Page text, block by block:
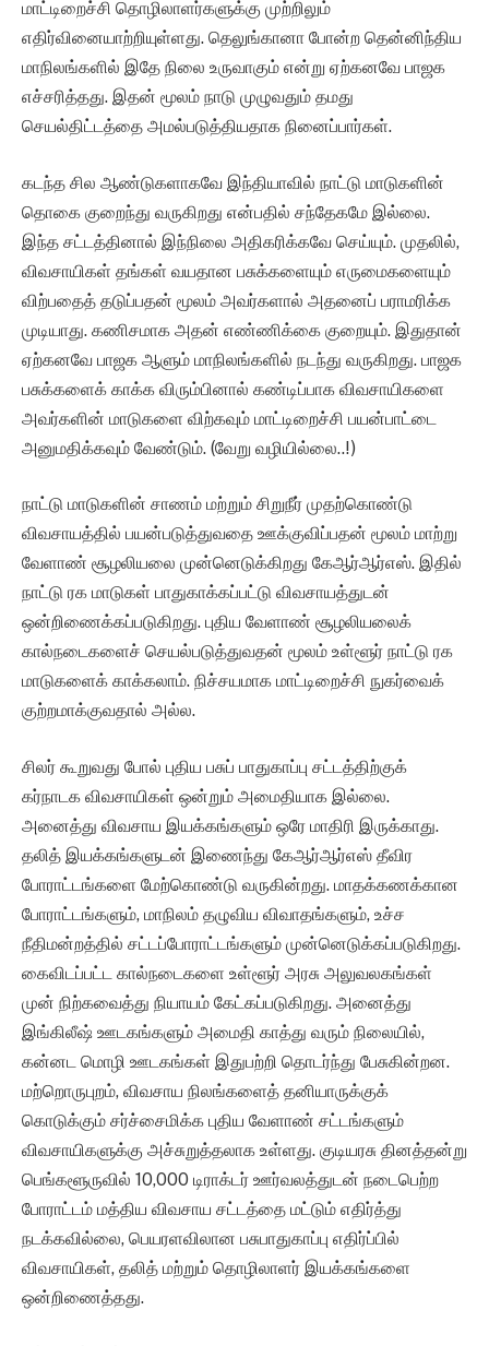
மாட்டிறைச்சி தொழிலாளர்களுக்கு முற்றிலும்
எதிர்வினையாற்றியுள்ளது. தெலுங்கானா போன்ற தென்னிந்திய
மாநிலங்களில் இதே நிலை உருவாகும் என்று ஏற்கனவே பாஜக
எச்சரித்தது. இதன் மூலம் நாடு முழுவதும் தமது
செயல்திட்டத்தை அமல்படுத்தியதாக நினைப்பார்கள்.
கடந்த சில ஆண்டுகளாகவே இந்தியாவில் நாட்டு மாடுகளின்
தொகை குறைந்து வருகிறது என்பதில் சந்தேகமே இல்லை.
இந்த சட்டத்தினால் இந்நிலை அதிகரிக்கவே செய்யும். முதலில்,
விவசாயிகள் தங்கள் வயதான பசுக்களையும் எருமைகளையும்
விற்பதைத் தடுப்பதன் மூலம் அவர்களால் அதனைப் பராமரிக்க
முடியாது. கணிசமாக அதன் எண்ணிக்கை குறையும். இதுதான்
ஏற்கனவே பாஜக ஆளும் மாநிலங்களில் நடந்து வருகிறது. பாஜக
பசுக்களைக் காக்க விரும்பினால் கண்டிப்பாக விவசாயிகளை
அவர்களின் மாடுகளை விற்கவும் மாட்டிறைச்சி பயன்பாட்டை
அனுமதிக்கவும் வேண்டும். (வேறு வழியில்லை..!)
நாட்டு மாடுகளின் சாணம் மற்றும் சிறுநீர் முதற்கொண்டு
விவசாயத்தில் பயன்படுத்துவதை ஊக்குவிப்பதன் மூலம் மாற்று
வேளாண் சூழலியலை முன்னெடுக்கிறது கேஆர்ஆர்எஸ். இதில்
நாட்டு ரக மாடுகள் பாதுகாக்கப்பட்டு விவசாயத்துடன்
ஒன்றிணைக்கப்படுகிறது. புதிய வேளாண் சூழலியலைக்
கால்நடைகளைச் செயல்படுத்துவதன் மூலம் உள்ளூர் நாட்டு ரக
மாடுகளைக் காக்கலாம். நிச்சயமாக மாட்டிறைச்சி நுகர்வைக்
குற்றமாக்குவதால் அல்ல.
சிலர் கூறுவது போல் புதிய பசுப் பாதுகாப்பு சட்டத்திற்குக்
கர்நாடக விவசாயிகள் ஒன்றும் அமைதியாக இல்லை.
அனைத்து விவசாய இயக்கங்களும் ஒரே மாதிரி இருக்காது.
தலித் இயக்கங்களுடன் இணைந்து கேஆர்ஆர்எஸ் தீவிர
போராட்டங்களை மேற்கொண்டு வருகின்றது. மாதக்கணக்கான
போராட்டங்களும், மாநிலம் தழுவிய விவாதங்களும், உச்ச
நீதிமன்றத்தில் சட்டப்போராட்டங்களும் முன்னெடுக்கப்படுகிறது.
கைவிடப்பட்ட கால்நடைகளை உள்ளூர் அரசு அலுவலகங்கள்
முன் நிற்கவைத்து நியாயம் கேட்கப்படுகிறது. அனைத்து
இங்கிலீஷ் ஊடகங்களும் அமைதி காத்து வரும் நிலையில்,
கன்னட மொழி ஊடகங்கள் இதுபற்றி தொடர்ந்து பேசுகின்றன.
மற்றொருபுறம், விவசாய நிலங்களைத் தனியாருக்குக்
கொடுக்கும் சர்ச்சைமிக்க புதிய வேளாண் சட்டங்களும்
விவசாயிகளுக்கு அச்சுறுத்தலாக உள்ளது. குடியரசு தினத்தன்று
பெங்களூருவில் 10,000 டிராக்டர் ஊர்வலத்துடன் நடைபெற்ற
போராட்டம் மத்திய விவசாய சட்டத்தை மட்டும் எதிர்த்து
நடக்கவில்லை, பெயரளவிலான பசுபாதுகாப்பு எதிர்ப்பில்
விவசாயிகள், தலித் மற்றும் தொழிலாளர் இயக்கங்களை
ஒன்றிணைத்தது.